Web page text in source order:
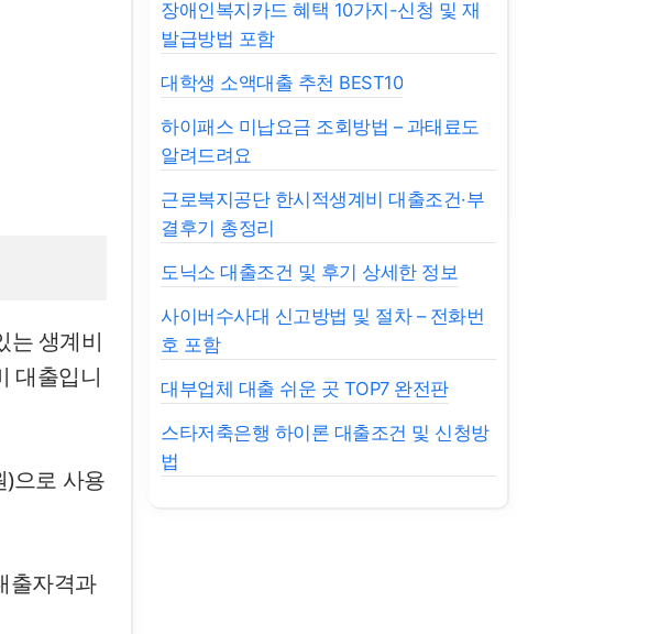
는 생계비
대출입니
으로 사용
출자격과
장애인복지카드 혜택 10가지-신청 및 재
발급방법 포함
대학생 소액대출 추천 BEST10
하이패스 미납요금 조회방법 – 과태료도
알려드려요
근로복지공단 한시적생계비 대출조건·부
결후기 총정리
도닉소 대출조건 및 후기 상세한 정보
사이버수사대 신고방법 및 절차 – 전화번
호 포함
대부업체 대출 쉬운 곳 TOP7 완전판
스타저축은행 하이론 대출조건 및 신청방
법